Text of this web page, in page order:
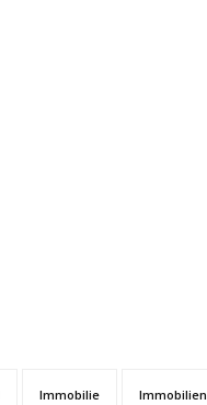
Immobilie Immobilien